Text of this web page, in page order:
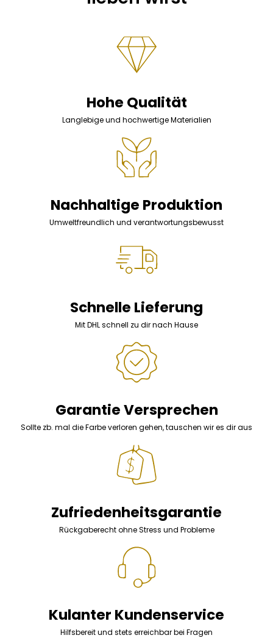
Hohe Qualität
Langlebige und hochwertige Materialien
Nachhaltige Produktion
Umweltfreundlich und verantwortungsbewusst
Schnelle Lieferung
Mit DHL schnell zu dir nach Hause
Garantie Versprechen
Sollte zb. mal die Farbe verloren gehen, tauschen wir es dir aus
Zufriedenheitsgarantie
Rückgaberecht ohne Stress und Probleme
Kulanter Kundenservice
Hilfsbereit und stets erreichbar bei Fragen